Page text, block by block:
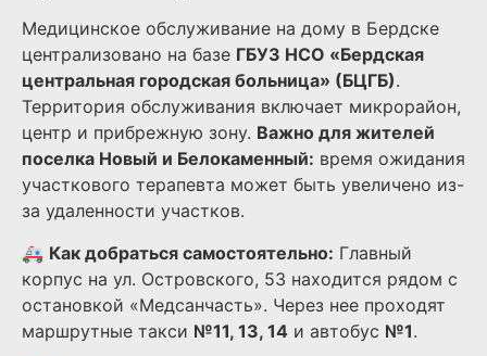
Медицинское обслуживание на дому в Бердске
централизовано на базе ГБУЗ НСО «Бердская
центральная городская больница» (БЦГБ).
Территория обслуживания включает микрорайон,
центр и прибрежную зону. Важно для жителей
поселка Новый и Белокаменный: время ожидания
участкового терапевта может быть увеличено из-
за удаленности участков.
🚑 Как добраться самостоятельно: Главный
корпус на ул. Островского, 53 находится рядом с
остановкой «Медсанчасть». Через нее проходят
маршрутные такси №11, 13, 14 и автобус №1.